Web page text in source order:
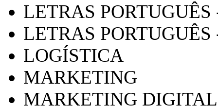
LETRAS
LETRAS PORTUGUÊS
LOGÍSTICA
MARKETING
MARKETING DIGITAL